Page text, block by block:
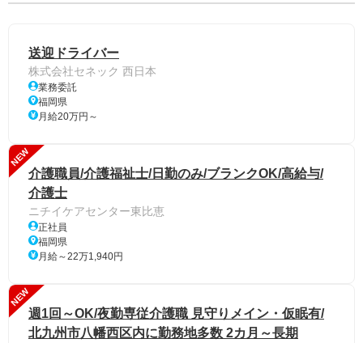
送迎ドライバー
株式会社セネック 西日本
業務委託
福岡県
月給20万円～
NEW
介護職員/介護福祉士/日勤のみ/ブランクOK/高給与/
介護士
ニチイケアセンター東比恵
正社員
福岡県
月給～22万1,940円
NEW
週1回～OK/夜勤専従介護職 見守りメイン・仮眠有/
北九州市八幡西区内に勤務地多数 2カ月～長期